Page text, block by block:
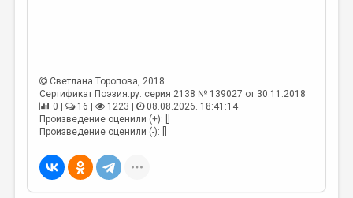
ЭССЕИСТИКА
ЛИТЕРАТУРОВЕДЕНИЕ
ПУБЛИЦИСТИКА
Светлана Торопова, 2018
Сертификат Поэзия.ру: серия 2138 № 139027 от 30.11.2018
0 |
16 | 1223 |
08.08.2026. 18:41:14
Произведение оценили (+): []
Произведение оценили (-): []